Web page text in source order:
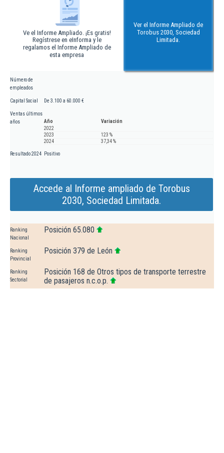
Ve el Informe Ampliado. ¡Es gratis!
Regístrese en eInforma y le
regalamos el Informe Ampliado de
esta empresa
Ver el Informe Ampliado de
Torobus 2030, Sociedad
Limitada.
Número de
empleados
Capital Social De 3.100 a 60.000 €
Ventas últimos
años
Año
Variación
2022
2023
123 %
2024
37,34 %
Resultado 2024 Positivo
Accede al Informe ampliado de Torobus
2030, Sociedad Limitada.
Ranking
Nacional
Posición 65.080
Ranking
Provincial
Posición 379 de León
Ranking
Sectorial
Posición 168 de Otros tipos de transporte terrestre
de pasajeros n.c.o.p.